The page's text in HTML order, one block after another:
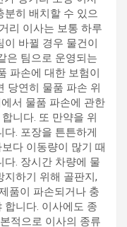
분히 배치할 수 있으
리 이사는 보통 하루
바뀔 경우 물건이
은 팀으로 운영되는
파손에 대한 보험이
당연히 물품 파손 위
서 물품 파손에 관한
니다. 또 만약을 위
. 포장을 튼튼하게
다 이동량이 많기 때
. 장시간 차량에 물
지하기 위해 골판지,
품이 파손되거나 충
합니다. 이사에도 종
적으로 이사의 종류